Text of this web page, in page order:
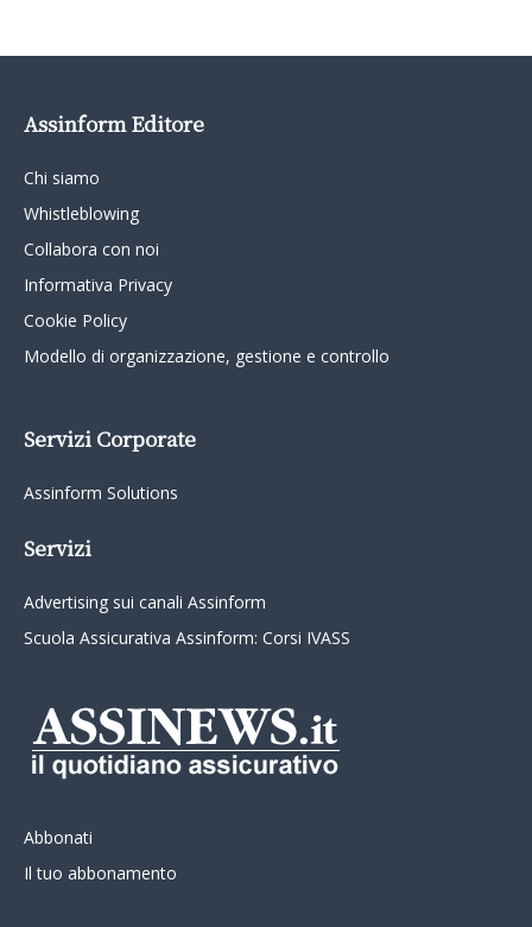
Assinform Editore
Chi siamo
Whistleblowing
Collabora con noi
Informativa Privacy
Cookie Policy
Modello di organizzazione, gestione e controllo
Servizi Corporate
Assinform Solutions
Servizi
Advertising sui canali Assinform
Scuola Assicurativa Assinform: Corsi IVASS
Abbonati
Il tuo abbonamento